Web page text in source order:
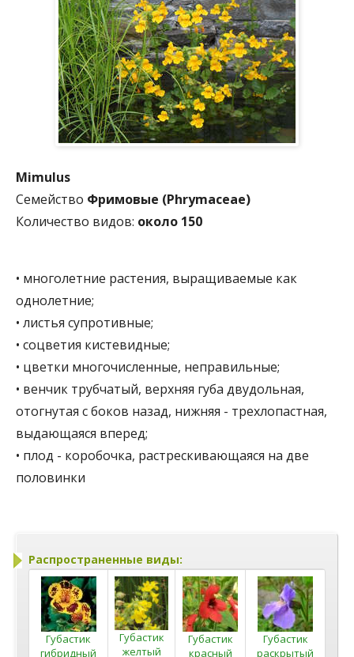
Mimulus
Семейство Фримовые (Phrymaceae)
Количество видов: около 150
• многолетние растения, выращиваемые как
однолетние;
• листья супротивные;
• соцветия кистевидные;
• цветки многочисленные, неправильные;
• венчик трубчатый, верхняя губа двудольная,
отогнутая с боков назад, нижняя - трехлопастная,
выдающаяся вперед;
• плод - коробочка, растрескивающаяся на две
половинки
Распространенные виды:
Губастик
гибридный
Губастик
желтый
Губастик
красный
Губастик
раскрытый